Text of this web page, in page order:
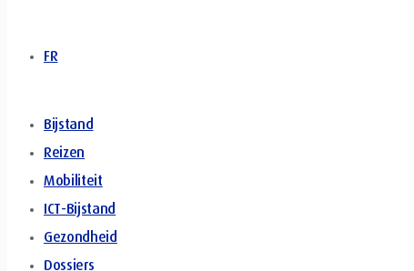
FR
Bijstand
Reizen
Mobiliteit
ICT-Bijstand
Gezondheid
Dossiers